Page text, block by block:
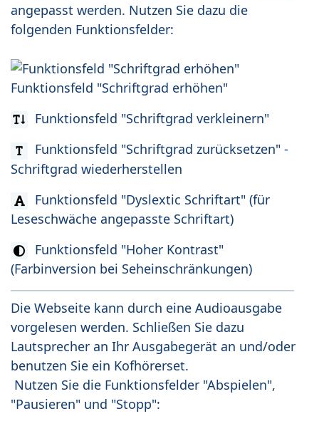
angepasst werden. Nutzen Sie dazu die
folgenden Funktionsfelder:
Funktionsfeld "Schriftgrad erhöhen"
Funktionsfeld "Schriftgrad verkleinern"
Funktionsfeld "Schriftgrad zurücksetzen" -
Schriftgrad wiederherstellen
Funktionsfeld "Dyslextic Schriftart" (für
Leseschwäche angepasste Schriftart)
Funktionsfeld "Hoher Kontrast"
(Farbinversion bei Seheinschränkungen)
Die Webseite kann durch eine Audioausgabe
vorgelesen werden. Schließen Sie dazu
Lautsprecher an Ihr Ausgabegerät an und/oder
benutzen Sie ein Kofhörerset.
Nutzen Sie die Funktionsfelder "Abspielen",
"Pausieren" und "Stopp":